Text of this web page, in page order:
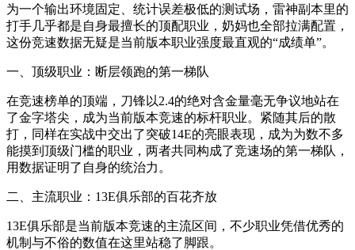
为一个输出环境固定、统计误差极低的测试场，雷神副本里的
打手几乎都是自身最擅长的顶配职业，奶妈也全部拉满配置，
这份竞速数据无疑是当前版本职业强度最直观的“成绩单”。
一、顶级职业：断层领跑的第一梯队
在竞速榜单的顶端，刀锋以2.4的绝对含金量毫无争议地站在
了金字塔尖，成为当前版本竞速的标杆职业。紧随其后的散
打，同样在实战中交出了突破14E的亮眼表现，成为为数不多
能摸到顶级门槛的职业，两者共同构成了竞速场的第一梯队，
用数据证明了自身的统治力。
二、主流职业：13E俱乐部的百花齐放
13E俱乐部是当前版本竞速的主流区间，不少职业凭借优秀的
机制与不俗的数值在这里站稳了脚跟。